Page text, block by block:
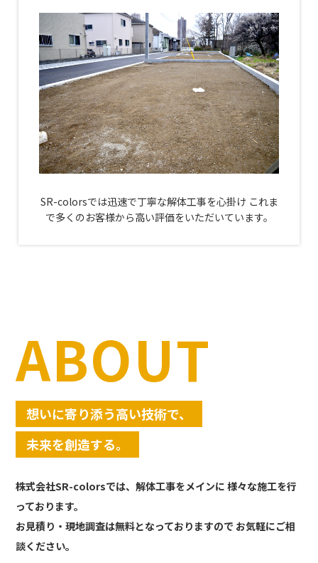
SR-colorsでは迅速で丁寧な解体工事を心掛けこれま
で多くのお客様から高い評価をいただいています。
ABOUT
想いに寄り添う高い技術で、
未来を創造する。
株式会社SR-colorsでは、解体工事をメインに 様々な施工を行
っております。
お見積り・現地調査は無料となっておりますので お気軽にご相
談ください。